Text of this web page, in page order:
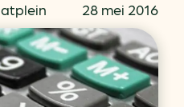
28 mei 2016